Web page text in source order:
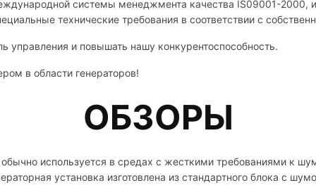
системы менеджмента качества IS09001-2000,
технические требования в соответствии с
и повышать нашу конкурентоспособность.
в области генераторов!
ОБЗОРЫ
обычно используется в средах с жесткими требованиями к
установка изготовлена ​​из стандартного блока